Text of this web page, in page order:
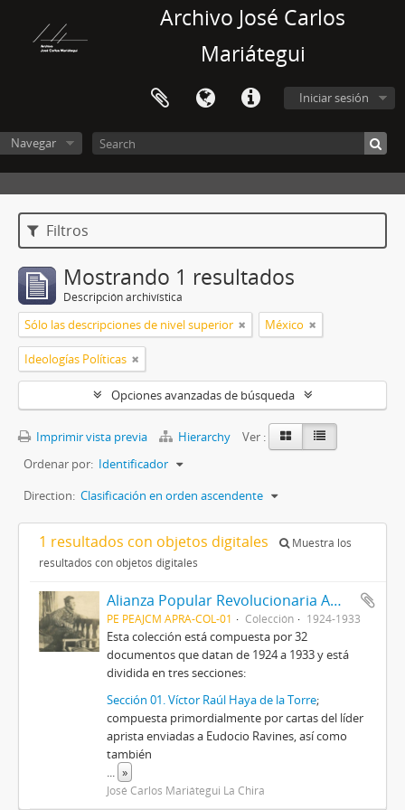
Archivo José Carlos
Mariátegui
Iniciar sesión
Navegar
Filtros
Mostrando 1 resultados
Descripción archivística
Sólo las descripciones de nivel superior México
Ideologías Políticas
Opciones avanzadas de búsqueda
Imprimir vista previa Hierarchy
Ver :
Ordenar por: Identificador
Direction: Clasificación en orden ascendente
1 resultados con objetos digitales
Muestra los
resultados con objetos digitales
Alianza Popular Revolucionaria Americana-APRA (Colección)
PE PEAJCM APRA-COL-01 Colección 1924-1933
Esta colección está compuesta por 32
documentos que datan de 1924 a 1933 y está
dividida en tres secciones:
Sección 01. Víctor Raúl Haya de la Torre;
compuesta primordialmente por cartas del líder
aprista enviadas a Eudocio Ravines, así como
también
... »
José Carlos Mariátegui La Chira